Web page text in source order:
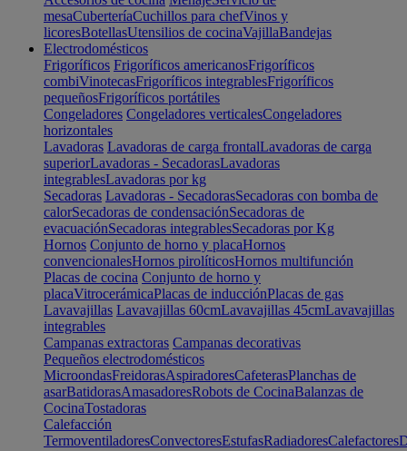
mesaCuberteríaCuchillos para chefVinos y
licoresBotellasUtensilios de cocinaVajillaBandejas
Electrodomésticos
Frigoríficos Frigoríficos americanosFrigoríficos
combiVinotecasFrigoríficos integrablesFrigoríficos
pequeñosFrigoríficos portátiles
Congeladores Congeladores verticalesCongeladores
horizontales
Lavadoras Lavadoras de carga frontalLavadoras de carga
superiorLavadoras - SecadorasLavadoras
integrablesLavadoras por kg
Secadoras Lavadoras - SecadorasSecadoras con bomba de
calorSecadoras de condensaciónSecadoras de
evacuaciónSecadoras integrablesSecadoras por Kg
Hornos Conjunto de horno y placaHornos
convencionalesHornos pirolíticosHornos multifunción
Placas de cocina Conjunto de horno y
placaVitrocerámicaPlacas de inducciónPlacas de gas
Lavavajillas Lavavajillas 60cmLavavajillas 45cmLavavajillas
integrables
Campanas extractoras Campanas decorativas
Pequeños electrodomésticos
MicroondasFreidorasAspiradoresCafeterasPlanchas de
asarBatidorasAmasadoresRobots de CocinaBalanzas de
CocinaTostadoras
Calefacción
TermoventiladoresConvectoresEstufasRadiadoresCalefactores